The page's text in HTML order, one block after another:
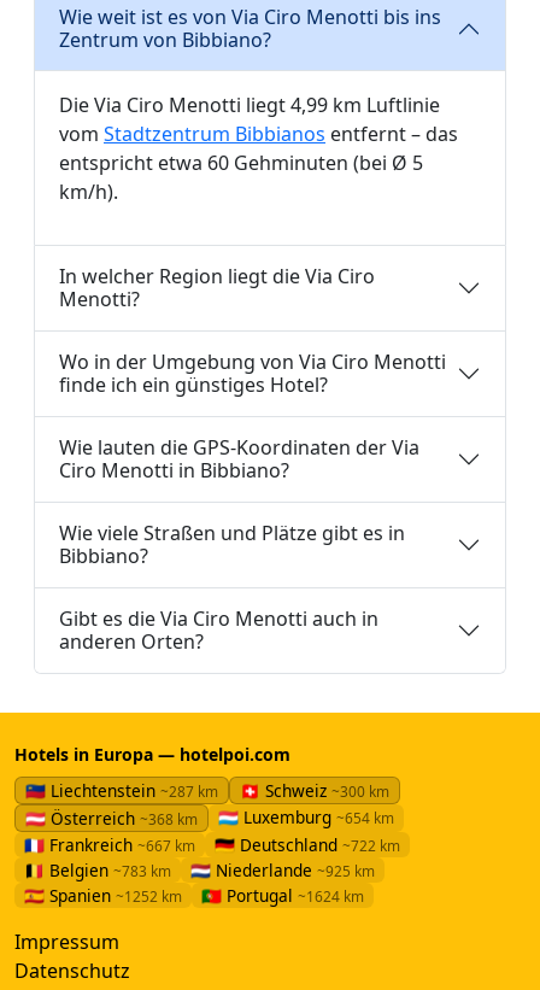
Wie weit ist es von Via Ciro Menotti bis ins
Zentrum von Bibbiano?
Die Via Ciro Menotti liegt 4,99 km Luftlinie
vom Stadtzentrum Bibbianos entfernt – das
entspricht etwa 60 Gehminuten (bei Ø 5
km/h).
In welcher Region liegt die Via Ciro
Menotti?
Wo in der Umgebung von Via Ciro Menotti
finde ich ein günstiges Hotel?
Wie lauten die GPS-Koordinaten der Via
Ciro Menotti in Bibbiano?
Wie viele Straßen und Plätze gibt es in
Bibbiano?
Gibt es die Via Ciro Menotti auch in
anderen Orten?
Hotels in Europa — hotelpoi.com
🇱🇮 Liechtenstein ~287 km 🇨🇭 Schweiz ~300 km
🇦🇹 Österreich ~368 km 🇱🇺 Luxemburg ~654 km
🇫🇷 Frankreich ~667 km 🇩🇪 Deutschland ~722 km
🇧🇪 Belgien ~783 km 🇳🇱 Niederlande ~925 km
🇪🇸 Spanien ~1252 km 🇵🇹 Portugal ~1624 km
Impressum
Datenschutz